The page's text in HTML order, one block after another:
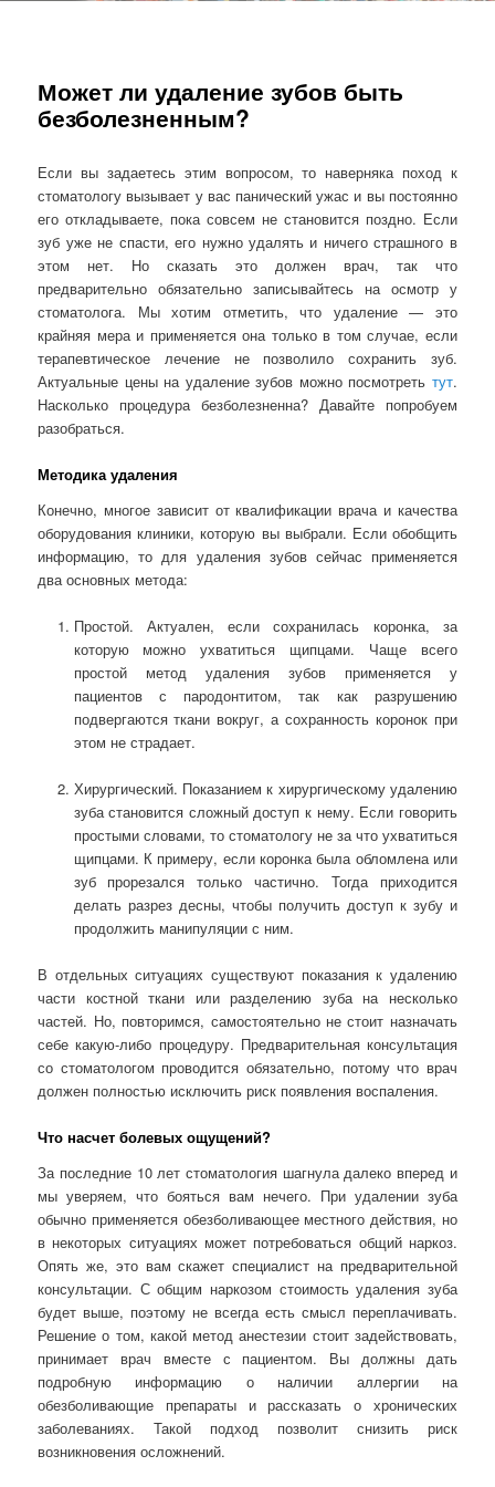
Может ли удаление зубов быть
безболезненным?
Если вы задаетесь этим вопросом, то наверняка поход к
стоматологу вызывает у вас панический ужас и вы постоянно
его откладываете, пока совсем не становится поздно. Если
зуб уже не спасти, его нужно удалять и ничего страшного в
этом нет. Но сказать это должен врач, так что
предварительно обязательно записывайтесь на осмотр у
стоматолога. Мы хотим отметить, что удаление — это
крайняя мера и применяется она только в том случае, если
терапевтическое лечение не позволило сохранить зуб.
Актуальные цены на удаление зубов можно посмотреть тут.
Насколько процедура безболезненна? Давайте попробуем
разобраться.
Методика удаления
Конечно, многое зависит от квалификации врача и качества
оборудования клиники, которую вы выбрали. Если обобщить
информацию, то для удаления зубов сейчас применяется
два основных метода:
Простой. Актуален, если сохранилась коронка, за
которую можно ухватиться щипцами. Чаще всего
простой метод удаления зубов применяется у
пациентов с пародонтитом, так как разрушению
подвергаются ткани вокруг, а сохранность коронок при
этом не страдает.
Хирургический. Показанием к хирургическому удалению
зуба становится сложный доступ к нему. Если говорить
простыми словами, то стоматологу не за что ухватиться
щипцами. К примеру, если коронка была обломлена или
зуб прорезался только частично. Тогда приходится
делать разрез десны, чтобы получить доступ к зубу и
продолжить манипуляции с ним.
В отдельных ситуациях существуют показания к удалению
части костной ткани или разделению зуба на несколько
частей. Но, повторимся, самостоятельно не стоит назначать
себе какую-либо процедуру. Предварительная консультация
со стоматологом проводится обязательно, потому что врач
должен полностью исключить риск появления воспаления.
Что насчет болевых ощущений?
За последние 10 лет стоматология шагнула далеко вперед и
мы уверяем, что бояться вам нечего. При удалении зуба
обычно применяется обезболивающее местного действия, но
в некоторых ситуациях может потребоваться общий наркоз.
Опять же, это вам скажет специалист на предварительной
консультации. С общим наркозом стоимость удаления зуба
будет выше, поэтому не всегда есть смысл переплачивать.
Решение о том, какой метод анестезии стоит задействовать,
принимает врач вместе с пациентом. Вы должны дать
подробную информацию о наличии аллергии на
обезболивающие препараты и рассказать о хронических
заболеваниях. Такой подход позволит снизить риск
возникновения осложнений.